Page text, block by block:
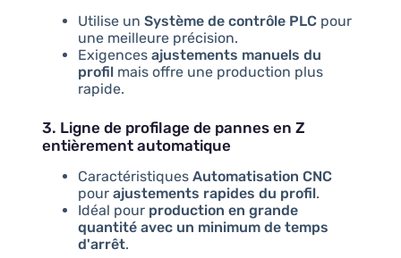
Utilise un Système de contrôle PLCpour
une meilleure précision.
Exigences ajustements manuels du
profilmais offre une production plus
rapide.
3. Ligne de profilage de pannes en Z
entièrement automatique
Caractéristiques Automatisation CNC
pour ajustements rapides du profil.
Idéal pour production en grande
quantité avec un minimum de temps
d'arrêt.